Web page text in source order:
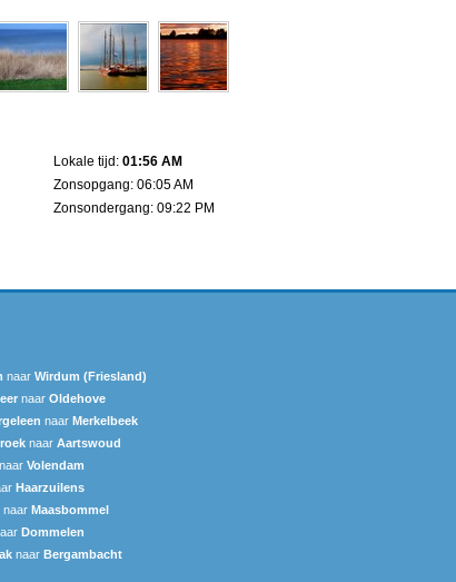
Lokale tijd: 01:56 AM
Zonsopgang: 06:05 AM
Zonsondergang: 09:22 PM
naar Wirdum (Friesland)
naar Oldehove
naar Merkelbeek
naar Aartswoud
naar Volendam
Haarzuilens
naar Maasbommel
Dommelen
naar Bergambacht